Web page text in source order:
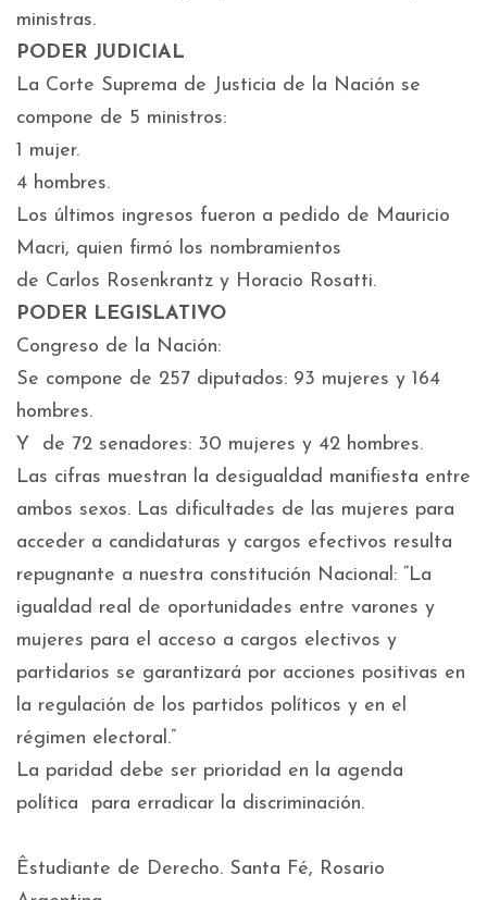
ministras.
PODER JUDICIAL
La Corte Suprema de Justicia de la Nación se
compone de 5 ministros:
1 mujer.
4 hombres.
Los últimos ingresos fueron a pedido de Mauricio
Macri, quien firmó los nombramientos
de Carlos Rosenkrantz y Horacio Rosatti.
PODER LEGISLATIVO
Congreso de la Nación:
Se compone de 257 diputados: 93 mujeres y 164
hombres.
Y de 72 senadores: 30 mujeres y 42 hombres.
Las cifras muestran la desigualdad manifiesta entre
ambos sexos. Las dificultades de las mujeres para
acceder a candidaturas y cargos efectivos resulta
repugnante a nuestra constitución Nacional: “La
igualdad real de oportunidades entre varones y
mujeres para el acceso a cargos electivos y
partidarios se garantizará por acciones positivas en
la regulación de los partidos políticos y en el
régimen electoral.”
La paridad debe ser prioridad en la agenda
política para erradicar la discriminación.
Êstudiante de Derecho. Santa Fé, Rosario